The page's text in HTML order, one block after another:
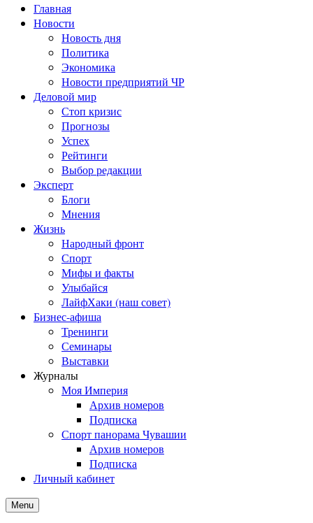
Главная
Новости
Новость дня
Политика
Экономика
Новости предприятий ЧР
Деловой мир
Стоп кризис
Прогнозы
Успех
Рейтинги
Выбор редакции
Эксперт
Блоги
Мнения
Жизнь
Народный фронт
Спорт
Мифы и факты
Улыбайся
ЛайфХаки (наш совет)
Бизнес-афиша
Тренинги
Семинары
Выставки
Журналы
Моя Империя
Архив номеров
Подписка
Спорт панорама Чувашии
Архив номеров
Подписка
Личный кабинет
Menu